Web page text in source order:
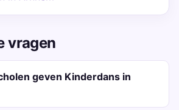
vragen
geven Kinderdans in